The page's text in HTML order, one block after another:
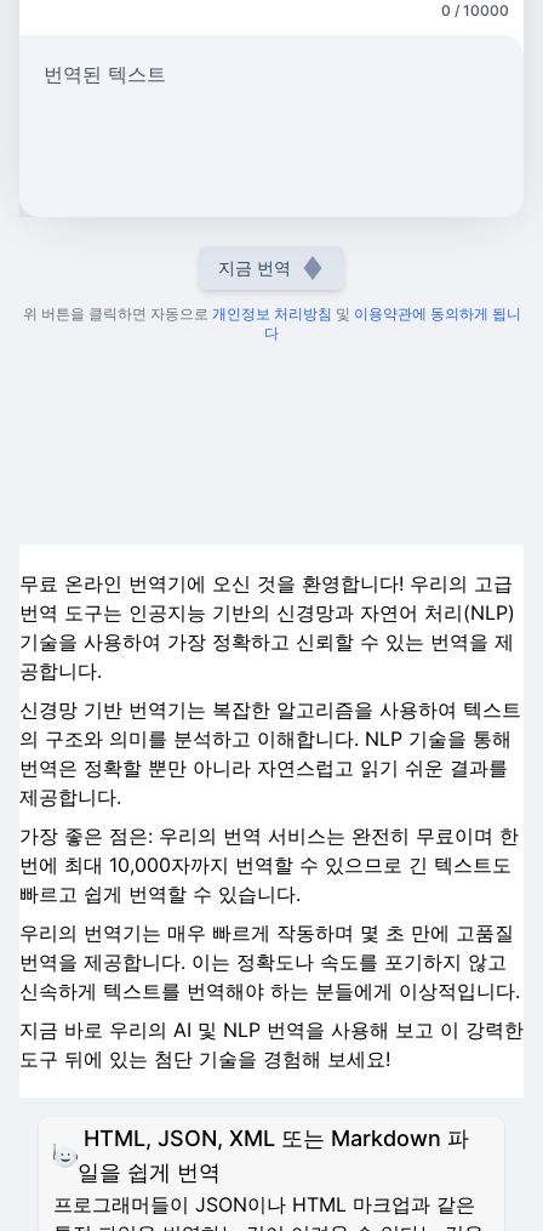
0 / 10000
번역된 텍스트
지금 번역
위 버튼을 클릭하면 자동으로 개인정보 처리방침 및 이용약관에 동의하게 됩니
다
무료 온라인 번역기에 오신 것을 환영합니다! 우리의 고급
번역 도구는 인공지능 기반의 신경망과 자연어 처리(NLP)
기술을 사용하여 가장 정확하고 신뢰할 수 있는 번역을 제
공합니다.
신경망 기반 번역기는 복잡한 알고리즘을 사용하여 텍스트
의 구조와 의미를 분석하고 이해합니다. NLP 기술을 통해
번역은 정확할 뿐만 아니라 자연스럽고 읽기 쉬운 결과를
제공합니다.
가장 좋은 점은: 우리의 번역 서비스는 완전히 무료이며 한
번에 최대 10,000자까지 번역할 수 있으므로 긴 텍스트도
빠르고 쉽게 번역할 수 있습니다.
우리의 번역기는 매우 빠르게 작동하며 몇 초 만에 고품질
번역을 제공합니다. 이는 정확도나 속도를 포기하지 않고
신속하게 텍스트를 번역해야 하는 분들에게 이상적입니다.
지금 바로 우리의 AI 및 NLP 번역을 사용해 보고 이 강력한
도구 뒤에 있는 첨단 기술을 경험해 보세요!
HTML, JSON, XML 또는 Markdown 파
일을 쉽게 번역
프로그래머들이 JSON이나 HTML 마크업과 같은